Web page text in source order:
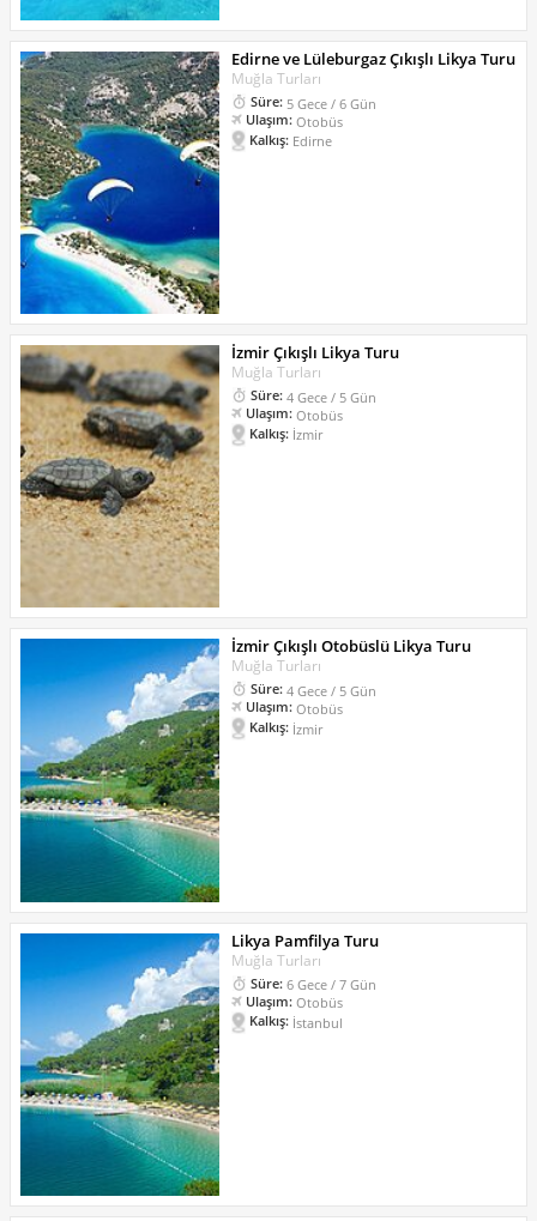
Edirne ve Lüleburgaz Çıkışlı Likya Turu
Muğla Turları
Süre: 5 Gece / 6 Gün
Ulaşım: Otobüs
Kalkış: Edirne
İzmir Çıkışlı Likya Turu
Muğla Turları
Süre: 4 Gece / 5 Gün
Ulaşım: Otobüs
Kalkış: İzmir
İzmir Çıkışlı Otobüslü Likya Turu
Muğla Turları
Süre: 4 Gece / 5 Gün
Ulaşım: Otobüs
Kalkış: İzmir
Likya Pamfilya Turu
Muğla Turları
Süre: 6 Gece / 7 Gün
Ulaşım: Otobüs
Kalkış: İstanbul